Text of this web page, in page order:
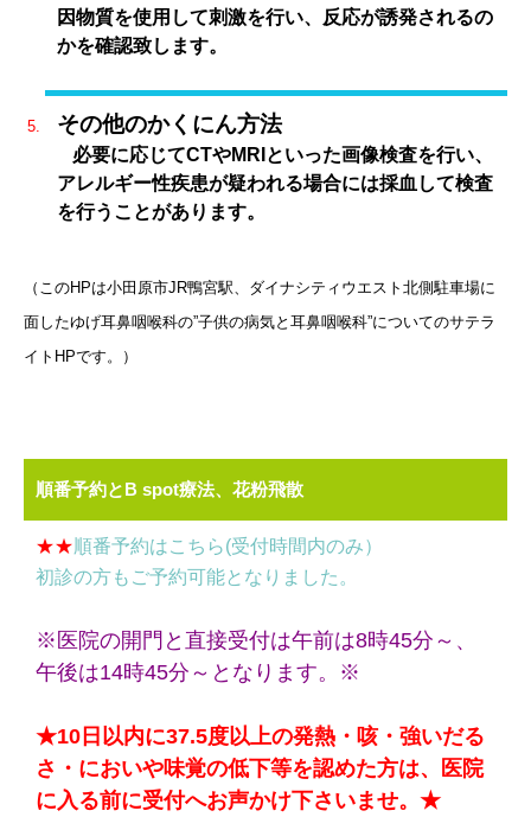
因物質を使用して刺激を行い、反応が誘発されるの
かを確認致します。
その他のかくにん方法
必要に応じてCTやMRIといった画像検査を行い、
アレルギー性疾患が疑われる場合には採血して検査
を行うことがあります。
（このHPは小田原市JR鴨宮駅、ダイナシティウエスト北側駐車場に
面したゆげ耳鼻咽喉科の”子供の病気と耳鼻咽喉科”についてのサテラ
イトHPです。）
順番予約とB spot療法、花粉飛散
★★ 順番予約はこちら(受付時間内のみ）
初診の方もご予約可能となりました。
※医院の開門と直接受付は午前は8時45分～、
午後は14時45分～となります。※
★10日以内に37.5度以上の発熱・咳・強いだる
さ・においや味覚の低下等を認めた方は、医院
に入る前に受付へお声かけ下さいませ。★